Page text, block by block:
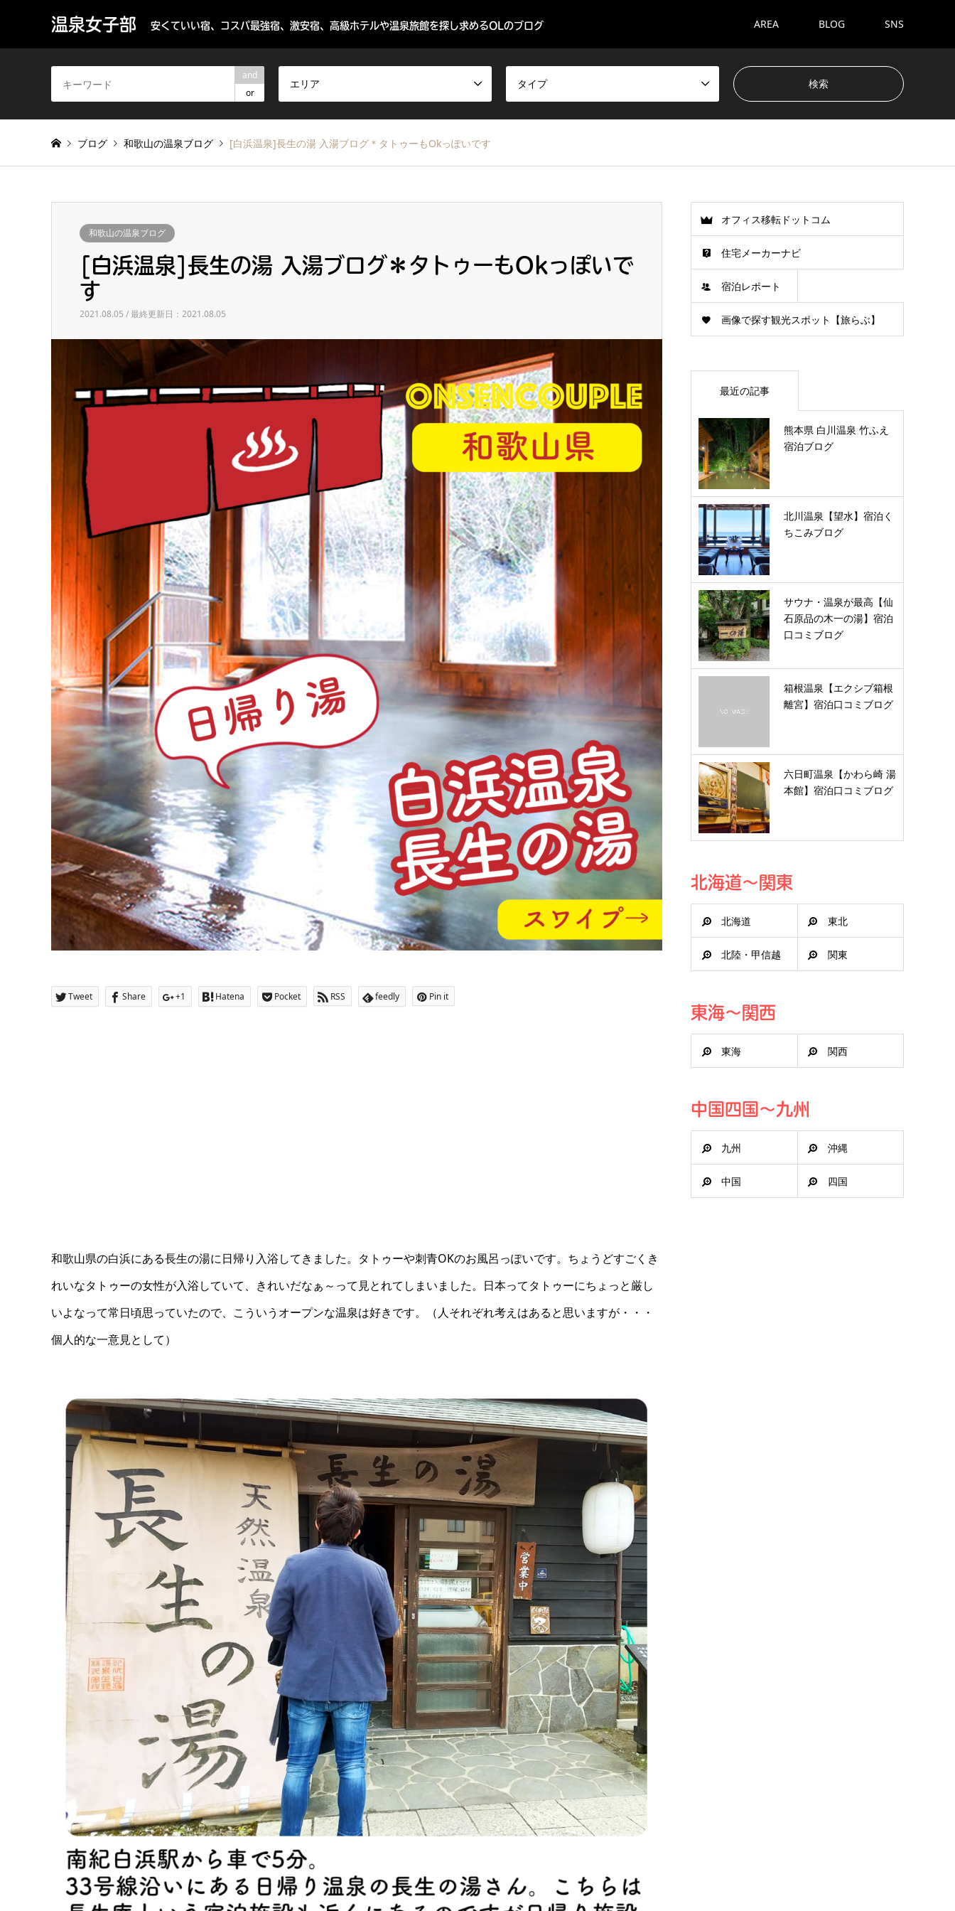
温泉女子部 安くていい宿、コスパ最強宿、激安宿、高級ホテルや温泉旅館を探し求めるOLのブログ AREA BLOG SNS
and
or
エリア タイプ
ブログ 和歌山の温泉ブログ [白浜温泉]長生の湯 入湯ブログ＊タトゥーもOkっぽいです
和歌山の温泉ブログ
[白浜温泉]長生の湯 入湯ブログ＊タトゥーもOkっぽいで
す
2021.08.05 / 最終更新日：2021.08.05
Tweet Share +1 Hatena Pocket RSS feedly Pin it
和歌山県の白浜にある長生の湯に日帰り入浴してきました。タトゥーや刺青OKのお風呂っぽいです。ちょうどすごくき
れいなタトゥーの女性が入浴していて、きれいだなぁ～って見とれてしまいました。日本ってタトゥーにちょっと厳し
いよなって常日頃思っていたので、こういうオープンな温泉は好きです。（人それぞれ考えはあると思いますが・・・
個人的な一意見として）
オフィス移転ドットコム
住宅メーカーナビ
宿泊レポート
画像で探す観光スポット【旅らぶ】
最近の記事
熊本県 白川温泉 竹ふえ
宿泊ブログ
北川温泉【望水】宿泊く
ちこみブログ
サウナ・温泉が最高【仙
石原品の木一の湯】宿泊
口コミブログ
箱根温泉【エクシブ箱根
離宮】宿泊口コミブログ
六日町温泉【かわら崎 湯
本館】宿泊口コミブログ
北海道～関東
北海道 東北
北陸・甲信越 関東
東海～関西
東海 関西
中国四国～九州
九州 沖縄
中国 四国